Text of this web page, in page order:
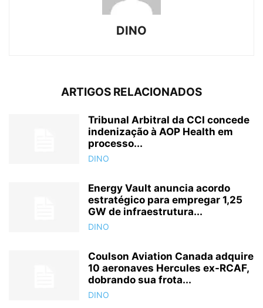
DINO
ARTIGOS RELACIONADOS
Tribunal Arbitral da CCI concede
indenização à AOP Health em
processo...
DINO
Energy Vault anuncia acordo
estratégico para empregar 1,25
GW de infraestrutura...
DINO
Coulson Aviation Canada adquire
10 aeronaves Hercules ex-RCAF,
dobrando sua frota...
DINO